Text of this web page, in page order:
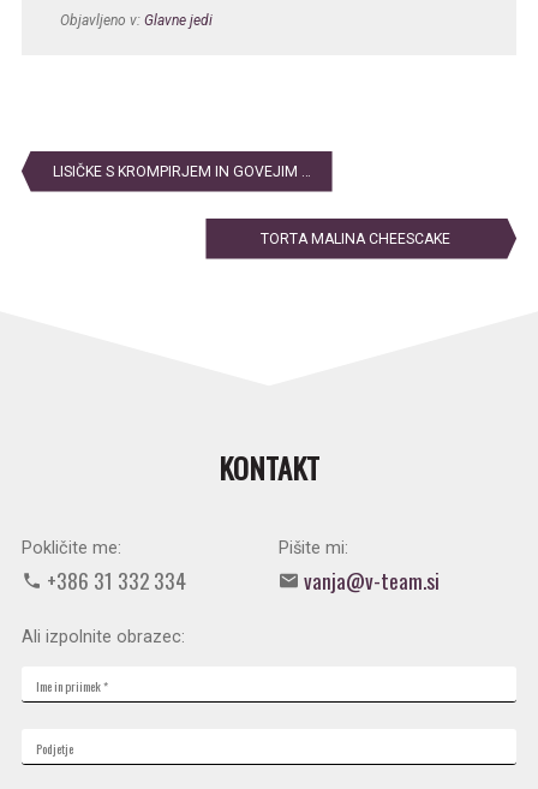
Objavljeno v: Glavne jedi
PRISPEVKA
TORTA MALINA CHEESCAKE
KONTAKT
Pokličite me:
+386 31 332 334
Pišite mi:
vanja@v-team.si
Ali izpolnite obrazec: